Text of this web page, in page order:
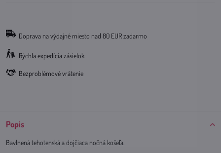
Doprava na výdajné miesto nad 80 EUR zadarmo
Rýchla expedícia zásielok
Bezproblémové vrátenie
Popis
Bavlnená tehotenská a dojčiaca nočná košeľa.